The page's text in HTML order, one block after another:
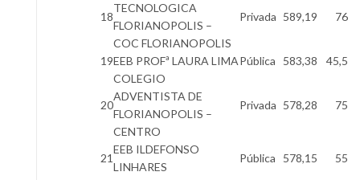
18
TECNOLOGICA
FLORIANOPOLIS –
COC FLORIANOPOLIS
Privada 589,19 76
19EEB PROFª LAURA LIMAPública 583,38 45,5
20
COLEGIO
ADVENTISTA DE
FLORIANOPOLIS –
CENTRO
Privada 578,28 75
21
EEB ILDEFONSO
LINHARES
Pública 578,15
55